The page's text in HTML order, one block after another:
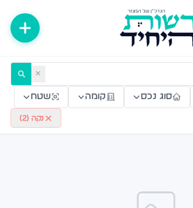
— רשות היחיד ✕
סוג נכס קומה שטח
נקה (2
)